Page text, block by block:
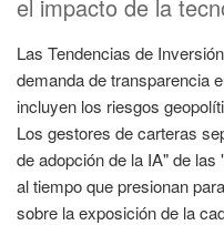
el impacto de la
Las Tendencias de
demanda de transparencia
incluyen los riesgos
Los gestores de carteras
de adopción de la IA" de
al tiempo que presionan
sobre la exposición de la